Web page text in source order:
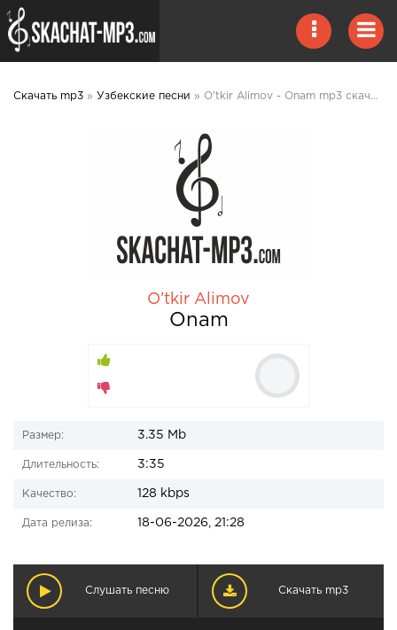
Скачать mp3 » Узбекские песни » O’tkir Alimov - Onam mp3 скачать
O’tkir Alimov
Onam
Размер: 3.35 Mb
Длительность: 3:35
Качество: 128 kbps
Дата релиза: 18-06-2026, 21:28
Слушать песню Скачать mp3